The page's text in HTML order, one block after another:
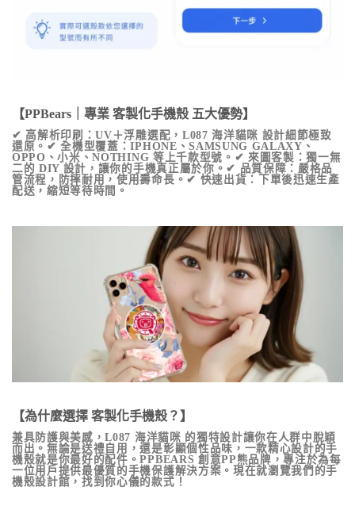
【PPBears｜專業 客製化手機殼 五大優勢】
✔ 高解析印刷：UV＋浮雕選配， L087 海洋貓咪 設計細節極致
還原。✔ 全機型覆蓋：IPHONE、SAMSUNG GALAXY、
OPPO、小米、NOTHING 等上千款型號。✔ 來圖客製：獨一無
二的 DIY 設計，讓你的手機真正屬於你。✔ 品質保障：嚴格品
管流程，防摔耐用，使用壽命長。✔ 快速出貨：下單後迅速生產
配送，縮短等待時間。
【為什麼選擇 客製化手機殼？】
兼具防護與美感，L087 海洋貓咪 的獨特設計讓你在人群中脫穎
而出。無論是送禮自用，還是彰顯個性品味，一款精心設計的手
機殼就是你最好的配件。PPBEARS 創意PP熊品牌，專注於為每
一位用戶提供最優質的手機保護解決方案。現在就瀏覽我們的手
機殼設計館，找到你心儀的款式！